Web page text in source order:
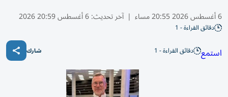
6 أغسطس 2026 20:55 مساء | آخر تحديث:6 أغسطس 20:59 2026
دقائق القراءة - 1
استمع دقائق القراءة - 1 شارك